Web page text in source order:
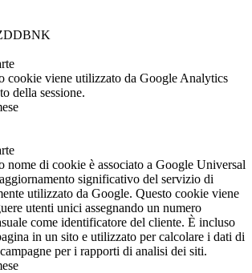
cookie viene utilizzato da Google Analytics
della sessione.
nome di cookie è associato a Google Universal
significativo del servizio di
utilizzato da Google. Questo cookie viene
utenti unici assegnando un numero
come identificatore del cliente. È incluso
in un sito e utilizzato per calcolare i dati di
per i rapporti di analisi dei siti.